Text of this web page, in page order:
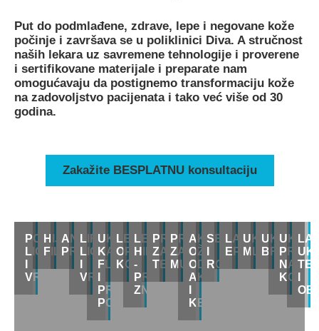
Put do podmlađene, zdrave, lepe i negovane kože
počinje i završava se u poliklinici Diva. A stručnost
naših lekara uz savremene tehnologije i proverene
i sertifikovane materijale i preparate nam
omogućavaju da postignemo transformaciju kože
na zadovoljstvo pacijenata i tako već više od 30
godina.
Zakažite BESPLATNU konsultaciju
PODMLAĐIVANJE
LICA
VRATA
HIJALURONSKI
FILERI
ANTIAGE
PROCEDURE
LIFTING
LICA
VRATA
UKLANJANJE
KAPILARA,
FLEKA
PROŠIRENIH
PORA
LEČENJE
OPADANJA
KOSE
LEČENJE
HIPERHIDROZE
-
PREKOMERNOG
ZNOJENJA
PROCEDURE
ZA
TELO
PROCEDURE
ZA
MUŠKARCE
AKNE,
OŽILJCI
OD
AKNI
KELOIDI
SEBOREJA
ROZACEA
LASERSKA
EPILACIJA
MLADEŽA
NA
KOŽI